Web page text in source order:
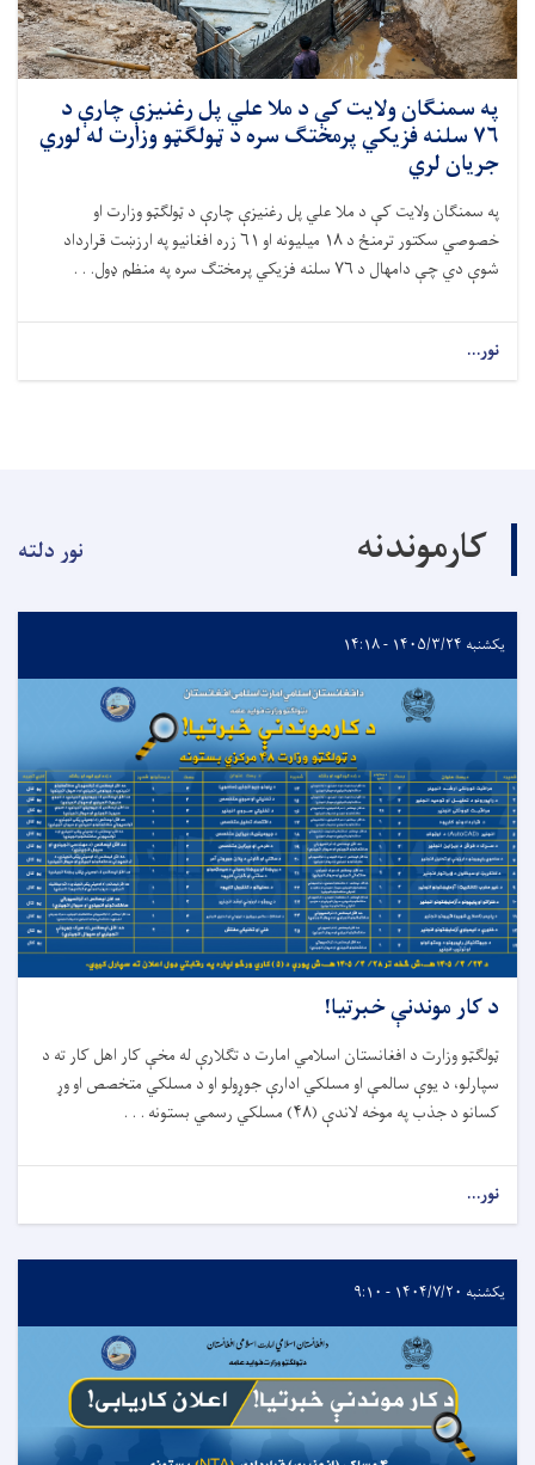
په سمنګان ولایت کې د ملا علي پل رغنیزې چارې د
۷۶ سلنه فزیکي پرمختګ سره د ټولګټو وزارت له لوري
جریان لري
په سمنګان ولایت کې د ملا علي پل رغنیزې چارې د ټولګټو وزارت او
خصوصي سکتور ترمنځ د۱۸ میلیونه او ۶۱زره افغانیو په ارزښت قرارداد
شوې دي چې دامهال د ۷۶سلنه فزیکي پرمختګ سره په منظم ډول. . .
نور...
کارموندنه نور دلته
یکشنبه ۱۴۰۵/۳/۲۴ - ۱۴:۱۸
د کار موندنې خبرتیا!
ټولګټو وزارت د افغانستان اسلامي امارت د تګلارې له مخې کار اهل کار ته د
سپارلو، د يوې سالمې او مسلکي ادارې جوړولو او د مسلکي متخصص او وړ
کسانو د جذب په موخه لاندې (۴۸) مسلکي رسمي بستونه . . .
نور...
یکشنبه ۱۴۰۴/۷/۲۰ - ۹:۱۰